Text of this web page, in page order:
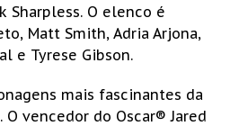
Sharpless. O elenco é
Matt Smith, Adria Arjona,
e Tyrese Gibson.
mais fascinantes da
vencedor do Oscar® Jared